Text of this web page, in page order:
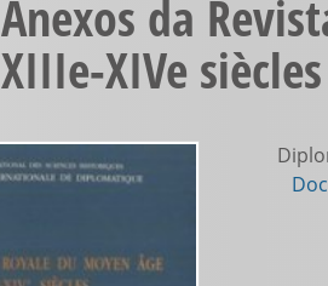
Anexos da
XIIIe-XIVe siècles